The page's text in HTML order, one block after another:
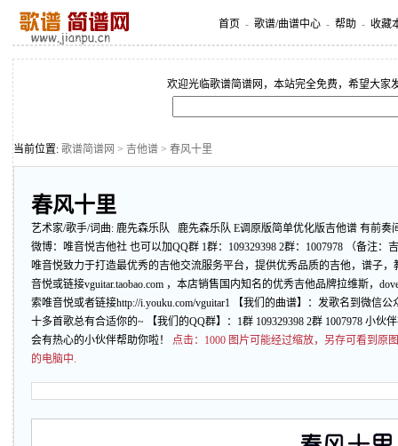
首页 - 歌谱/曲谱中心 - 帮助 - 收藏
欢迎光临歌谱简谱网，本站完全免费，希望大家
当前位置: 歌谱简谱网 > 吉他谱 > 春风十里
春风十里
艺术家/歌手/词曲: 鹿先森乐队 鹿先森乐队 E调原版简单优化版吉他谱 有前
微博：唯音悦吉他社 也可以加QQ群 1群：109329398 2群：1007978 （备注
唯音悦致力于打造最优秀的吉他交流服务平台，提供优秀品质的吉他，谱子
音悦或链接vguitar.taobao.com ，本店销售国内知名的优秀吉他品牌拉维斯，
索唯音悦或者链接http://i.youku.com/vguitar1 【我们的曲谱】：发歌名到微信
十多首歌总有合适你的~ 【我们的QQ群】：1群 109329398 2群 1007978 小
会有热心的小伙伴帮助你啦！ 点击： 1000 图片可能经过缩放，另存可看到原
的电脑中.